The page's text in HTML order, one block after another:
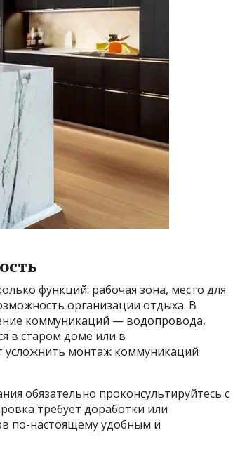
функций: рабочая зона, место для
организации отдыха. В
коммуникаций — водопровода,
в старом доме или в
усложнить монтаж коммуникаций
обязательно проконсультируйтесь с
требует доработки или
по-настоящему удобным и